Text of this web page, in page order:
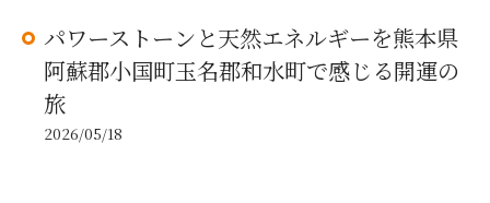
パワーストーンと天然エネルギーを熊本県
阿蘇郡小国町玉名郡和水町で感じる開運の
旅
2026/05/18